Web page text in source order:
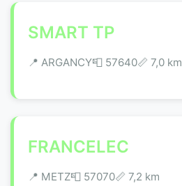
SMART TP
📍 ARGANCY📮 57640📏 7,0 km
FRANCELEC
📍 METZ📮 57070📏 7,2 km